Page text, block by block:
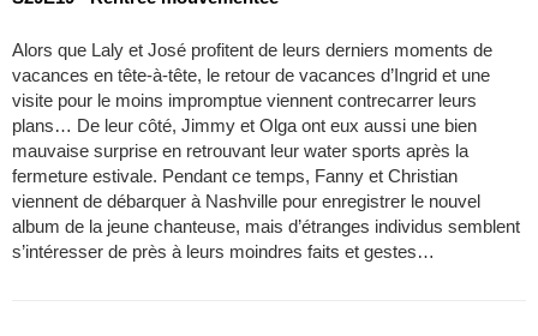
Alors que Laly et José profitent de leurs derniers moments de
vacances en tête-à-tête, le retour de vacances d’Ingrid et une
visite pour le moins impromptue viennent contrecarrer leurs
plans… De leur côté, Jimmy et Olga ont eux aussi une bien
mauvaise surprise en retrouvant leur water sports après la
fermeture estivale. Pendant ce temps, Fanny et Christian
viennent de débarquer à Nashville pour enregistrer le nouvel
album de la jeune chanteuse, mais d’étranges individus semblent
s’intéresser de près à leurs moindres faits et gestes…